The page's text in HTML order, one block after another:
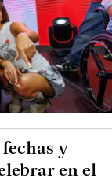
y
en el